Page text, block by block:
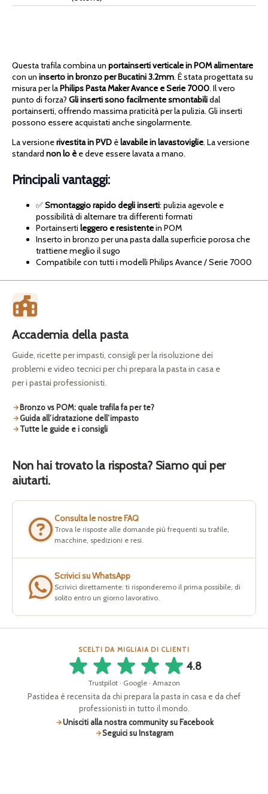
Questa trafila combina un portainserti verticale in POM alimentare
con un inserto in bronzo per Bucatini 3.2mm. È stata progettata su
misura per laPhilips Pasta Maker Avance e Serie 7000. Il vero
punto di forza? Gli inserti sono facilmente smontabilidal
portainserti, offrendo massima praticità per la pulizia. Gli inserti
possono essere acquistati anche singolarmente.
La versionerivestita in PVD èlavabile in lavastoviglie. La versione
standard non lo è e deve essere lavata a mano.
Principali vantaggi:
✅Smontaggio rapido degli inserti: pulizia agevole e
possibilità di alternare tra differenti formati
Portainserti leggero e resistentein POM
Inserto in bronzo per una pasta dalla superficie porosa che
trattiene meglio il sugo
Compatibile con tutti i modelli Philips Avance / Serie 7000
Accademia della pasta
Guide, ricette per impasti, consigli per la risoluzione dei
problemi e video tecnici per chi prepara la pasta in casa e
per i pastai professionisti.
Bronzo vs POM: quale trafila fa per te?
Guida all’idratazione dell’impasto
Tutte le guide e i consigli
Non hai trovato la risposta? Siamo qui per
aiutarti.
Consulta le nostre FAQ
Trova le risposte alle domande più frequenti su trafile,
macchine, spedizioni e resi.
Scrivici su WhatsApp
Scrivici direttamente: ti risponderemo il prima possibile, di
solito entro un giorno lavorativo.
SCELTI DA MIGLIAIA DI CLIENTI
4.8
Trustpilot · Google · Amazon
Pastidea è recensita da chi prepara la pasta in casa e da chef
professionisti in tutto il mondo.
Unisciti alla nostra community su Facebook
Seguici su Instagram